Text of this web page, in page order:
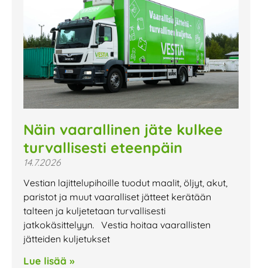
Näin vaarallinen jäte kulkee
turvallisesti eteenpäin
14.7.2026
Vestian lajittelupihoille tuodut maalit, öljyt, akut,
paristot ja muut vaaralliset jätteet kerätään
talteen ja kuljetetaan turvallisesti
jatkokäsittelyyn. Vestia hoitaa vaarallisten
jätteiden kuljetukset
Lue lisää »